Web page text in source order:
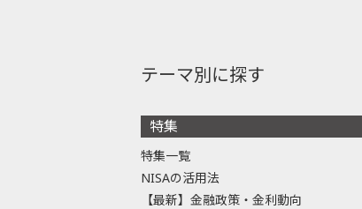
テーマ別に探す
特集
特集一覧
NISAの活用法
【最新】金融政策・金利動向